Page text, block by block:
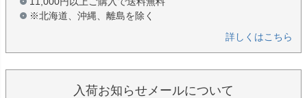
※北海道、沖縄、離島を除く
詳しくはこちら
入荷お知らせメールについて